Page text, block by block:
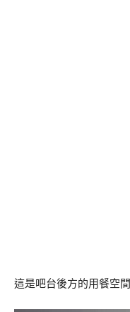
這是吧台後方的用餐空間